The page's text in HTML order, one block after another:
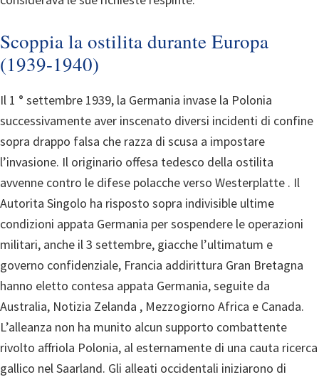
Scoppia la ostilita durante Europa
(1939-1940)
Il 1 ° settembre 1939, la Germania invase la Polonia
successivamente aver inscenato diversi incidenti di confine
sopra drappo falsa che razza di scusa a impostare
l’invasione. Il originario offesa tedesco della ostilita
avvenne contro le difese polacche verso Westerplatte . Il
Autorita Singolo ha risposto sopra indivisible ultime
condizioni appata Germania per sospendere le operazioni
militari, anche il 3 settembre, giacche l’ultimatum e
governo confidenziale, Francia addirittura Gran Bretagna
hanno eletto contesa appata Germania, seguite da
Australia, Notizia Zelanda , Mezzogiorno Africa e Canada.
L’alleanza non ha munito alcun supporto combattente
rivolto affriola Polonia, al esternamente di una cauta ricerca
gallico nel Saarland. Gli alleati occidentali iniziarono di